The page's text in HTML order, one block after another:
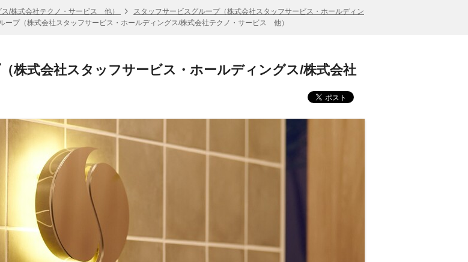
/株式会社テクノ・サービス 他）
スタッフサービスグループ（株式会社スタッフサービス・ホールディン
ープ（株式会社スタッフサービス・ホールディングス/株式会社テクノ・サービス 他）
株式会社スタッフサービス・ホールディングス/株式会社